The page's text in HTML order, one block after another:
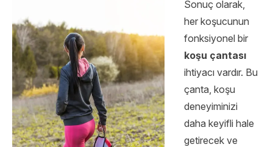
Sonuç olarak,
her koşucunun
fonksiyonel bir
koşu çantası
ihtiyacı vardır. Bu
çanta, koşu
deneyiminizi
daha keyifli hale
getirecek ve